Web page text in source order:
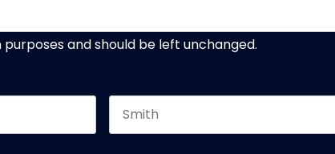
purposes and should be left unchanged.